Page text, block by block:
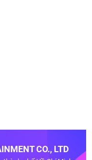
CO., LTD